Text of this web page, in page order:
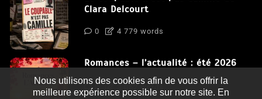
Clara Delcourt
0 4 779 words
Romances – l’actualité : été 2026
0 3 052 words
Nous utilisons des cookies afin de vous offrir la
meilleure expérience possible sur notre site. En